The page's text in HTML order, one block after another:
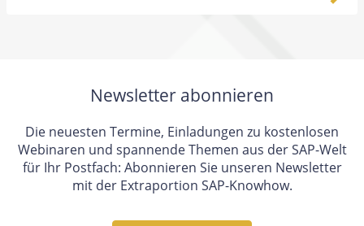
Newsletter abonnieren
Die neuesten Termine, Einladungen zu kostenlosen
Webinaren und spannende Themen aus der SAP-Welt
für Ihr Postfach: Abonnieren Sie unseren Newsletter
mit der Extraportion SAP-Knowhow.